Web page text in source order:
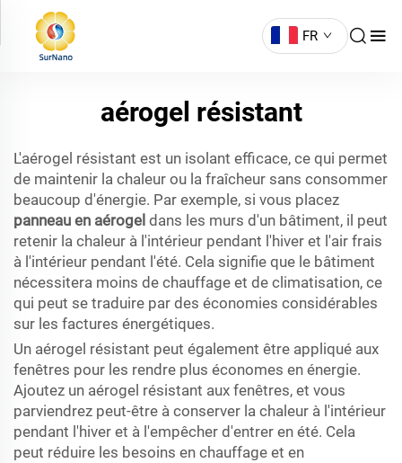
FR
aérogel résistant
L'aérogel résistant est un isolant efficace, ce qui permet
de maintenir la chaleur ou la fraîcheur sans consommer
beaucoup d'énergie. Par exemple, si vous placez
panneau en aérogel dans les murs d'un bâtiment, il peut
retenir la chaleur à l'intérieur pendant l'hiver et l'air frais
à l'intérieur pendant l'été. Cela signifie que le bâtiment
nécessitera moins de chauffage et de climatisation, ce
qui peut se traduire par des économies considérables
sur les factures énergétiques.
Un aérogel résistant peut également être appliqué aux
fenêtres pour les rendre plus économes en énergie.
Ajoutez un aérogel résistant aux fenêtres, et vous
parviendrez peut-être à conserver la chaleur à l'intérieur
pendant l'hiver et à l'empêcher d'entrer en été. Cela
peut réduire les besoins en chauffage et en